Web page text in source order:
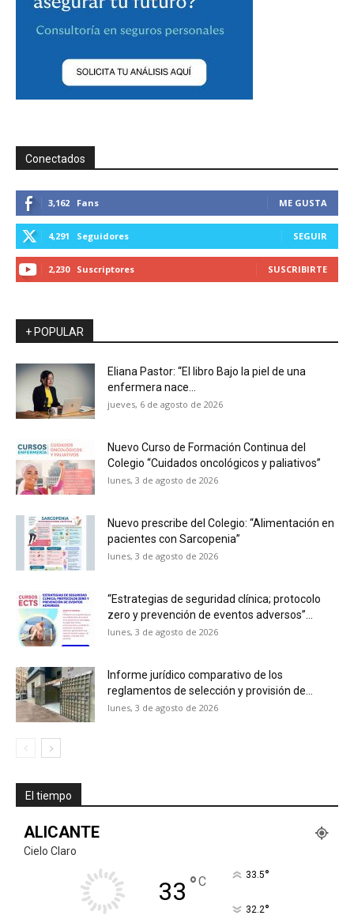
Conectados
3,162 Fans ME GUSTA
4,291 Seguidores SEGUIR
2,230 Suscriptores SUSCRIBIRTE
+ POPULAR
Eliana Pastor: “El libro Bajo la piel de una
enfermera nace...
jueves, 6 de agosto de 2026
Nuevo Curso de Formación Continua del
Colegio “Cuidados oncológicos y paliativos”
lunes, 3 de agosto de 2026
Nuevo prescribe del Colegio: “Alimentación en
pacientes con Sarcopenia”
lunes, 3 de agosto de 2026
“Estrategias de seguridad clínica; protocolo
zero y prevención de eventos adversos”...
lunes, 3 de agosto de 2026
Informe jurídico comparativo de los
reglamentos de selección y provisión de...
lunes, 3 de agosto de 2026
El tiempo
ALICANTE
Cielo Claro
33 °C 33.5°
32.2°